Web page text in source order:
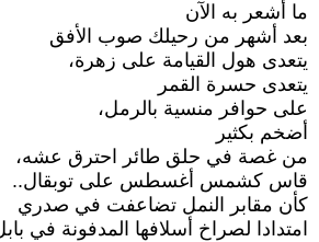
ما أشعر به الآن
بعد أشهر من رحيلك صوب الأفق
يتعدى هول القيامة على زهرة،
يتعدى حسرة القمر
على حوافر منسية بالرمل،
أضخم بكثير
من غصة في حلق طائر احترق عشه،
قاس كشمس أغسطس على توبقال..
كأن مقابر النمل تضاعفت في صدري
امتدادا لصراخ أسلافها المدفونة في